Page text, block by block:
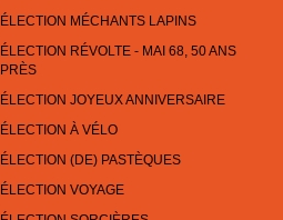
MÉCHANTS LAPINS
RÉVOLTE - MAI 68, 50 ANS
JOYEUX ANNIVERSAIRE
À VÉLO
(DE) PASTÈQUES
VOYAGE